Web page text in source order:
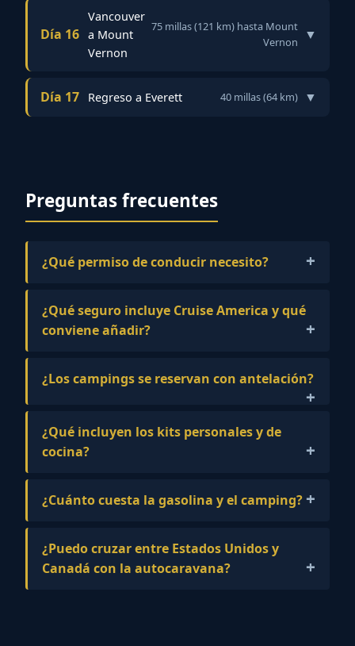
Día 16
Vancouver
a Mount
Vernon
75 millas (121 km) hasta Mount
Vernon
▼
Día 17 Regreso a Everett 40 millas (64 km) ▼
Preguntas frecuentes
¿Qué permiso de conducir necesito?
¿Qué seguro incluye Cruise America y qué
conviene añadir?
¿Los campings se reservan con antelación?
¿Qué incluyen los kits personales y de
cocina?
¿Cuánto cuesta la gasolina y el camping?
¿Puedo cruzar entre Estados Unidos y
Canadá con la autocaravana?